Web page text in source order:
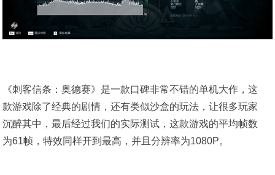
《刺客信条：奥德赛》是一款口碑非常不错的单机大作，这
款游戏除了经典的剧情，还有类似沙盒的玩法，让很多玩家
沉醉其中，最后经过我们的实际测试，这款游戏的平均帧数
为61帧，特效同样开到最高，并且分辨率为1080P。